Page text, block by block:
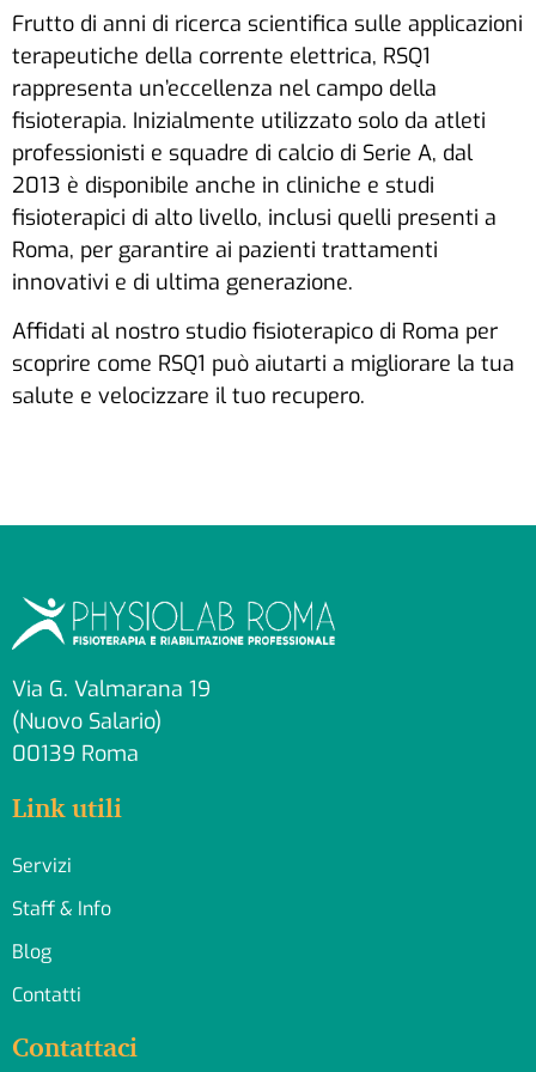
Frutto di anni di ricerca scientifica sulle applicazioni
terapeutiche della corrente elettrica, RSQ1
rappresenta un’eccellenza nel campo della
fisioterapia. Inizialmente utilizzato solo da atleti
professionisti e squadre di calcio di Serie A, dal
2013 è disponibile anche in cliniche e studi
fisioterapici di alto livello, inclusi quelli presenti a
Roma, per garantire ai pazienti trattamenti
innovativi e di ultima generazione.
Affidati al nostro studio fisioterapico di Roma per
scoprire come RSQ1 può aiutarti a migliorare la tua
salute e velocizzare il tuo recupero.
Via G. Valmarana 19
(Nuovo Salario)
00139 Roma
Link utili
Servizi
Staff & Info
Blog
Contatti
Contattaci